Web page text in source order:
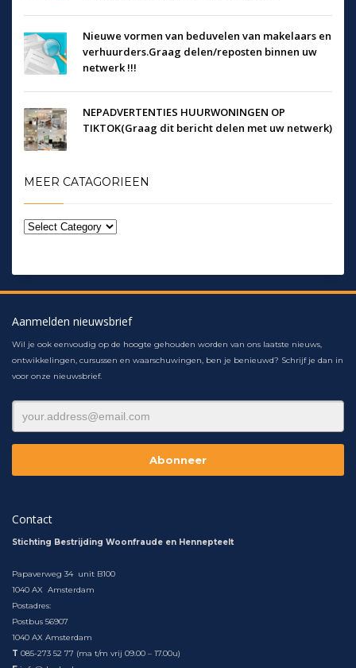
Nieuwe vormen van beduvelen van makelaars en
verhuurders.Graag delen/reposten binnen uw
netwerk !!!
NEPADVERTENTIES HUURWONINGEN OP
TIKTOK(Graag dit bericht delen met uw netwerk)
MEER CATAGORIEEN
Aanmelden nieuwsbrief
Wil je ook eenvoudig op de hoogte gehouden worden van ons laatste nieuws,
ontwikkelingen, cursussen en waarschuwingen, ben je benieuwd? Schrijf je dan in
voor onze nieuwsbrief.
Contact
Stichting Bestrijding Woonfraude en Hennepteelt
Papaverweg 34 unit B100
1040 AX Amsterdam
Postadres:
Postbus 56907
1040 AX Amsterdam
T 085-273 52 77 (ma t/m vrij 09.00 – 17.00u)